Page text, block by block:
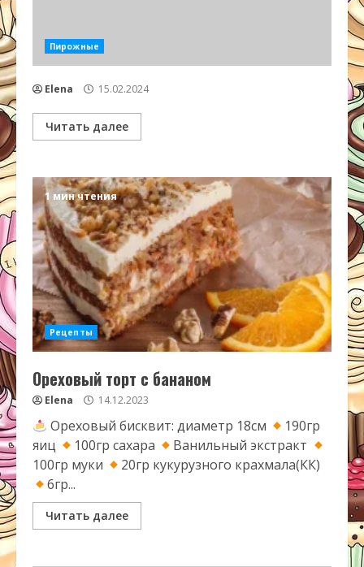
Пирожные
Elena 15.02.2024
Читать далее
1 мин чтения
Рецепты
Ореховый торт с бананом
Elena 14.12.2023
Ореховый бисквит: диаметр 18см
190гр
яиц
100гр сахара
Ванильный экстракт
100гр муки
20гр кукурузного крахмала(КК)
6гр...
Читать далее